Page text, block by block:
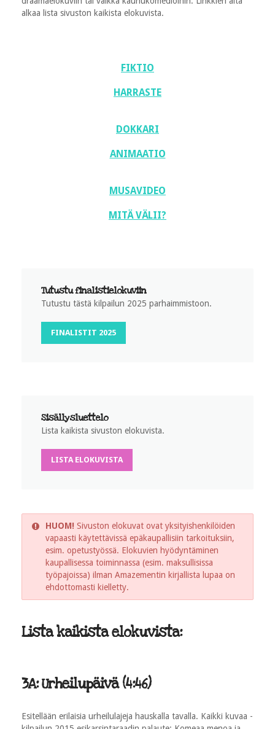
alkaa lista sivuston kaikista elokuvista.
FIKTIO
HARRASTE
DOKKARI
ANIMAATIO
MUSAVIDEO
MITÄ VÄLII?
Tutustu finalistielokuviin
Tutustu tästä kilpailun 2025 parhaimmistoon.
FINALISTIT 2025
Sisällysluettelo
Lista kaikista sivuston elokuvista.
LISTA ELOKUVISTA
HUOM! Sivuston elokuvat ovat yksityishenkilöiden
vapaasti käytettävissä epäkaupallisiin tarkoituksiin,
esim. opetustyössä. Elokuvien hyödyntäminen
kaupallisessa toiminnassa (esim. maksullisissa
työpajoissa) ilman Amazementin kirjallista lupaa on
ehdottomasti kielletty.
Lista kaikista elokuvista:
3A: Urheilupäivä (4:46)
Esitellään erilaisia urheilulajeja hauskalla tavalla. Kaikki kuvaa -